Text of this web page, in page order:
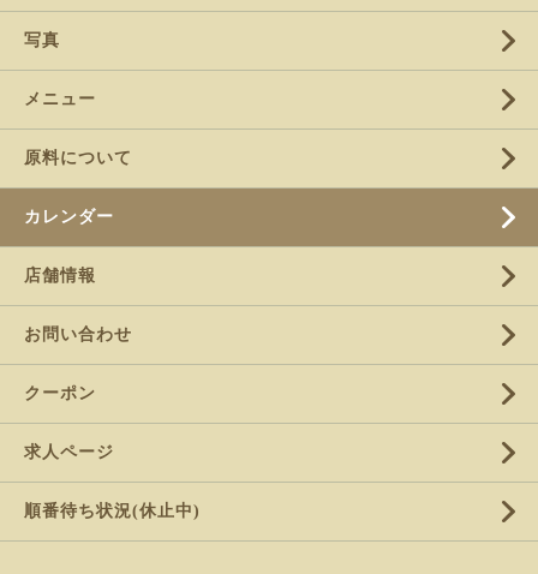
写真
メニュー
原料について
カレンダー
店舗情報
お問い合わせ
クーポン
求人ページ
順番待ち状況(休止中)